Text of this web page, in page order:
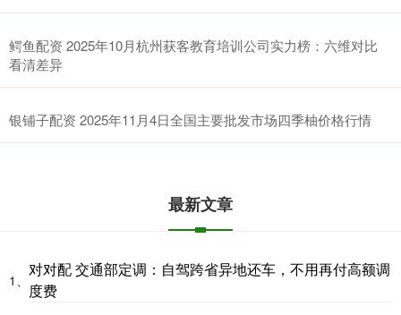
鳄鱼配资 2025年10月杭州获客教育培训公司实力榜：六维对比
看清差异
银铺子配资 2025年11月4日全国主要批发市场四季柚价格行情
最新文章
1、
对对配 交通部定调：自驾跨省异地还车，不用再付高额调
度费